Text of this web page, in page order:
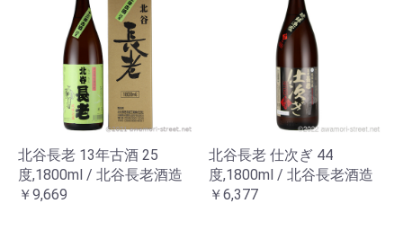
北谷長老 13年古酒 25
度,1800ml / 北谷長老酒造
￥9,669
北谷長老 仕次ぎ 44
度,1800ml / 北谷長老酒造
￥6,377